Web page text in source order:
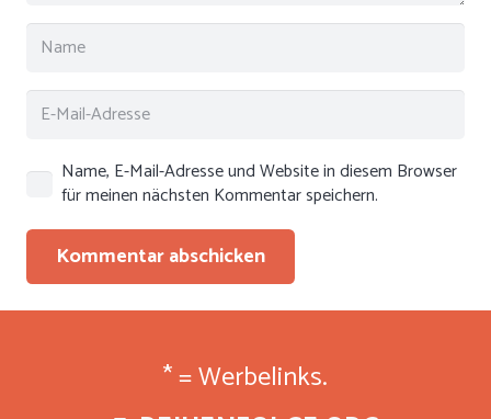
Name, E-Mail-Adresse und Website in diesem Browser
für meinen nächsten Kommentar speichern.
Kommentar abschicken
* = Werbelinks.